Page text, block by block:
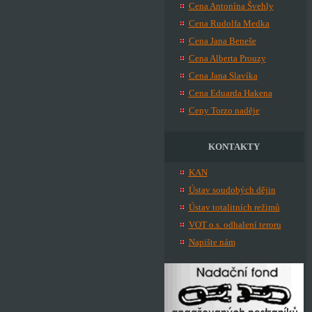
Cena Antonína Švehly
Cena Rudolfa Medka
Cena Jana Beneše
Cena Alberta Prouzy
Cena Jana Slavíka
Cena Eduarda Hakena
Ceny Torzo naděje
KONTAKTY
KAN
Ústav soudobých dějin
Ústav totalitních režimů
VOT o.s. odhalení teroru
Napište nám